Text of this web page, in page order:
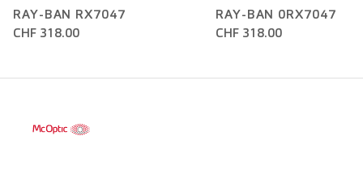
RAY-BAN RX7047
CHF 318.00
RAY-BAN 0RX7047
CHF 318.00